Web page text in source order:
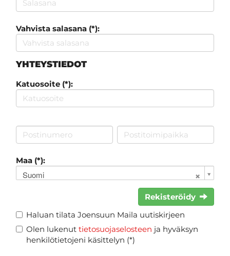
Vahvista salasana (*):
YHTEYSTIEDOT
Katuosoite (*):
Maa (*):
Suomi
Rekisteröidy
Haluan tilata Joensuun Maila uutiskirjeen
Olen lukenut tietosuojaselosteen ja hyväksyn
henkilötietojeni käsittelyn (*)